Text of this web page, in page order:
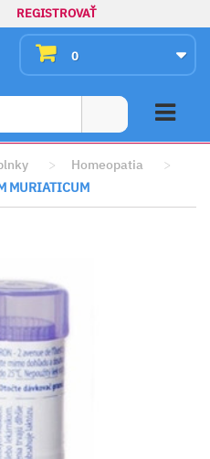
REGISTROVAŤ
0
> Homeopatia
>
MURIATICUM